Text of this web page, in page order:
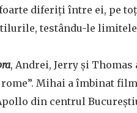
diferiți între ei, pe
testându-le
, Andrei, Jerry și
Mihai a îmbinat
din centrul